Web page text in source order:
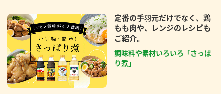
定番の手羽元だけでなく、鶏
もも肉や、レンジのレシピも
ご紹介。
調味料や素材いろいろ「さっぱ
り煮」